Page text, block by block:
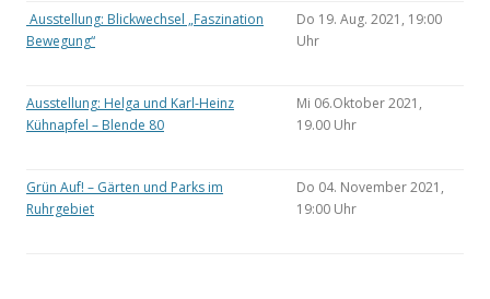
Ausstellung: Blickwechsel „Faszination
Bewegung“
Do 19. Aug. 2021, 19:00
Uhr
Ausstellung: Helga und Karl-Heinz
Kühnapfel – Blende 80
Mi 06.Oktober 2021,
19.00 Uhr
Grün Auf! – Gärten und Parks im
Ruhrgebiet
Do 04. November 2021,
19:00 Uhr